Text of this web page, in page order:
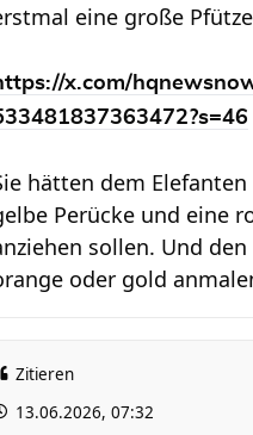
eine große
x.com/
hätten dem
Perücke und eine
sollen. Und den
oder gold
Zitieren
13.06.2026, 07:32